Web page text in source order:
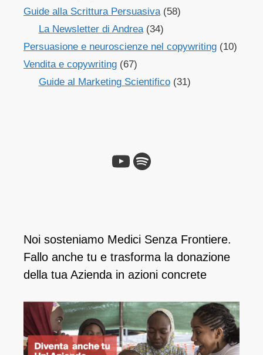
Guide alla Scrittura Persuasiva (58)
La Newsletter di Andrea(34)
Persuasione e neuroscienze nel copywriting (10)
Vendita e copywriting (67)
Guide al Marketing Scientifico(31)
Noi sosteniamo Medici Senza Frontiere.
Fallo anche tu e ​trasforma la donazione
della tua Azienda in azioni concrete